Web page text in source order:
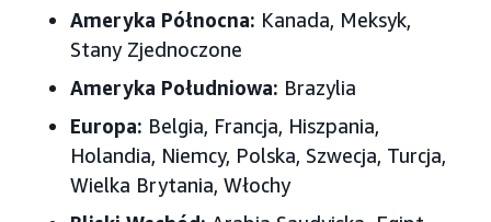
Ameryka Północna: Kanada, Meksyk,
Stany Zjednoczone
Ameryka Południowa: Brazylia
Europa: Belgia, Francja, Hiszpania,
Holandia, Niemcy, Polska, Szwecja, Turcja,
Wielka Brytania, Włochy